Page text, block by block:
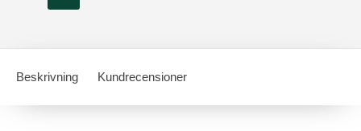
Beskrivning Kundrecensioner